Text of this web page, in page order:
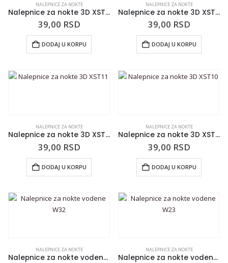
NALEPNICE ZA NOKTE
Nalepnice za nokte 3D XST14
39,00 RSD
DODAJ U KORPU
NALEPNICE ZA NOKTE
Nalepnice za nokte 3D XST13
39,00 RSD
DODAJ U KORPU
NALEPNICE ZA NOKTE
Nalepnice za nokte 3D XST11
39,00 RSD
DODAJ U KORPU
NALEPNICE ZA NOKTE
Nalepnice za nokte 3D XST10
39,00 RSD
DODAJ U KORPU
NALEPNICE ZA NOKTE
Nalepnice za nokte vodene W32
NALEPNICE ZA NOKTE
Nalepnice za nokte vodene W23